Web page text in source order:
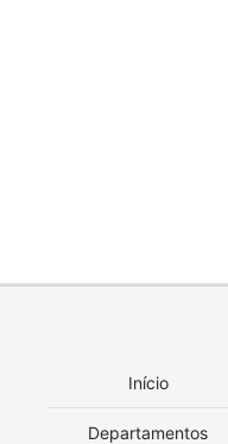
Início
Departamentos